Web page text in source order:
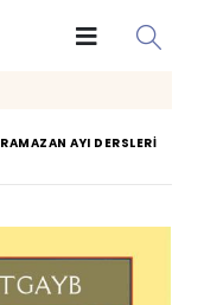
RAMAZAN AYI DERSLERI